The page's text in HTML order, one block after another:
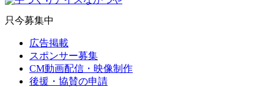
只今募集中
広告掲載
スポンサー募集
CM動画配信・映像制作
後援・協賛の申請